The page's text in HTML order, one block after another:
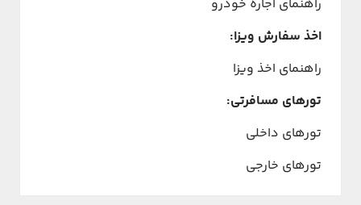
راهنمای اجاره خودرو
اخذ سفارش ویزا:
راهنمای اخذ ویزا
تورهای مسافرتی:
تورهای داخلی
تورهای خارجی